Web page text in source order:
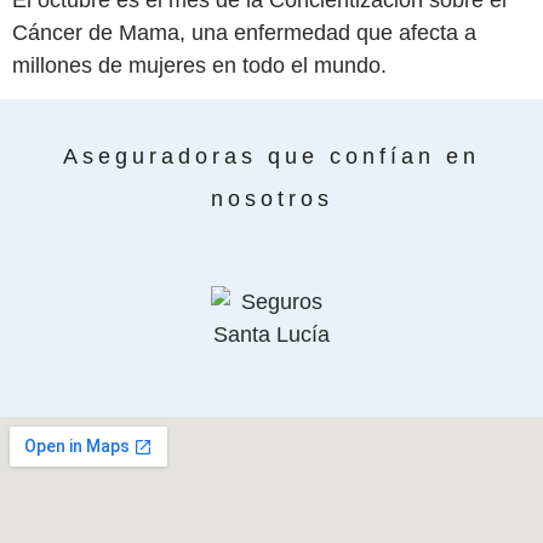
Cáncer de Mama, una enfermedad que afecta a
millones de mujeres en todo el mundo.
Aseguradoras que confían en
nosotros